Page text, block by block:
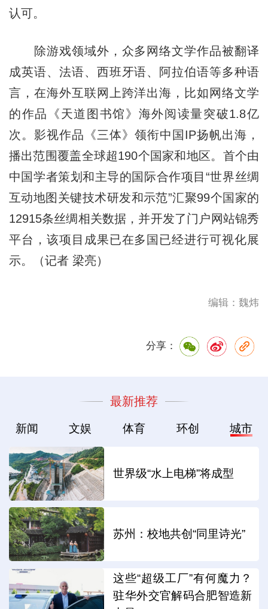
认可。
除游戏领域外，众多网络文学作品被翻译
成英语、法语、西班牙语、阿拉伯语等多种语
言，在海外互联网上跨洋出海，比如网络文学
的作品《天道图书馆》海外阅读量突破1.8亿
次。影视作品《三体》领衔中国IP扬帆出海，
播出范围覆盖全球超190个国家和地区。首个由
中国学者策划和主导的国际合作项目“世界丝绸
互动地图关键技术研发和示范”汇聚99个国家的
12915条丝绸相关数据，并开发了门户网站锦秀
平台，该项目成果已在多国已经进行可视化展
示。（记者 梁亮）
编辑：魏炜
分享：
最新推荐
新闻 文娱 体育 环创 城市
世界级“水上电梯”将成型
苏州：校地共创“同里诗光”
这些“超级工厂”有何魔力？
驻华外交官解码合肥智造新